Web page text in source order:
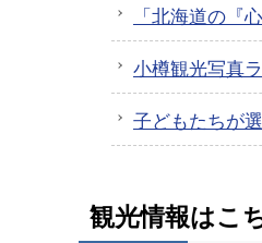
「北海道の『
小樽観光写真
子どもたちが
観光情報はこ